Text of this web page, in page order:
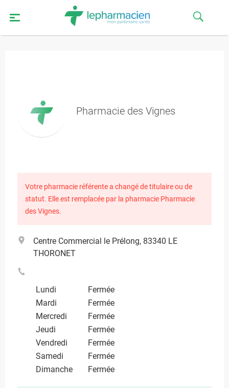
Pharmacie des Vignes
Votre pharmacie référente a changé de titulaire ou de
statut. Elle est remplacée par la pharmacie Pharmacie
des Vignes.
Centre Commercial le Prélong, 83340 LE
THORONET
Lundi
Fermée
Mardi
Fermée
Mercredi
Fermée
Jeudi
Fermée
Vendredi
Fermée
Samedi
Fermée
Dimanche
Fermée